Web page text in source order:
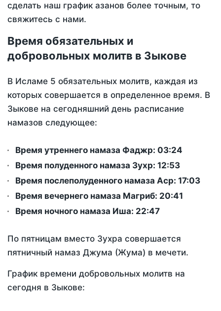
сделать наш график азанов более точным, то
свяжитесь с нами.
Время обязательных и
добровольных молитв в Зыкове
В Исламе 5 обязательных молитв, каждая из
которых совершается в определенное время. В
Зыкове на сегодняшний день расписание
намазов следующее:
Время утреннего намаза Фаджр: 03:24
Время полуденного намаза Зухр: 12:53
Время послеполуденного намаза Аср: 17:03
Время вечернего намаза Магриб: 20:41
Время ночного намаза Иша: 22:47
По пятницам вместо Зухра совершается
пятничный намаз Джума (Жума) в мечети.
График времени добровольных молитв на
сегодня в Зыкове: